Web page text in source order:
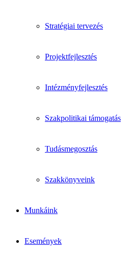
Stratégiai tervezés
Projektfejlesztés
Intézményfejlesztés
Szakpolitikai támogatás
Tudásmegosztás
Szakkönyveink
Munkáink
Események